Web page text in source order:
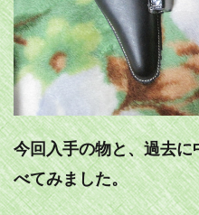
今回入手の物と、過去
べてみました。